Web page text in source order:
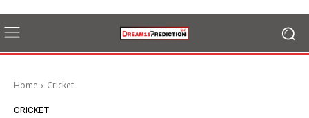
Home Cricket
CRICKET